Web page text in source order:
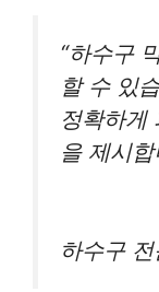
“하수구
할 수 있
정확하게
을 제시합
하수구